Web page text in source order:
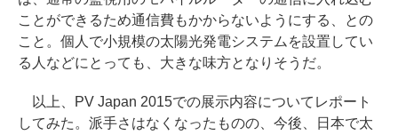
ことができるため通信費もかからないようにする、との
こと。個人で小規模の太陽光発電システムを設置してい
る人などにとっても、大きな味方となりそうだ。
以上、PV Japan 2015での展示内容についてレポート
してみた。派手さはなくなったものの、今後、日本で太